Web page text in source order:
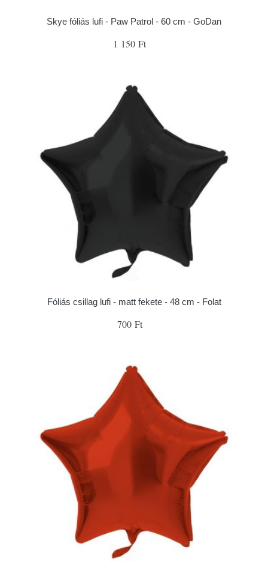
Skye fóliás lufi - Paw Patrol - 60 cm - GoDan
1 150 Ft
Fóliás csillag lufi - matt fekete - 48 cm - Folat
700 Ft